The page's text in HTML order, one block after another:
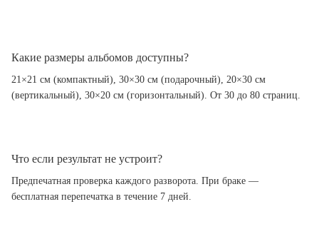
Какие размеры альбомов доступны?
21×21 см (компактный), 30×30 см (подарочный), 20×30 см
(вертикальный), 30×20 см (горизонтальный). От 30 до 80 страниц.
Что если результат не устроит?
Предпечатная проверка каждого разворота. При браке —
бесплатная перепечатка в течение 7 дней.